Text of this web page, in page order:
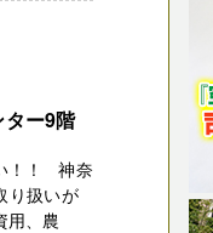
ー9階
！！ 神奈
り扱いが
用、農